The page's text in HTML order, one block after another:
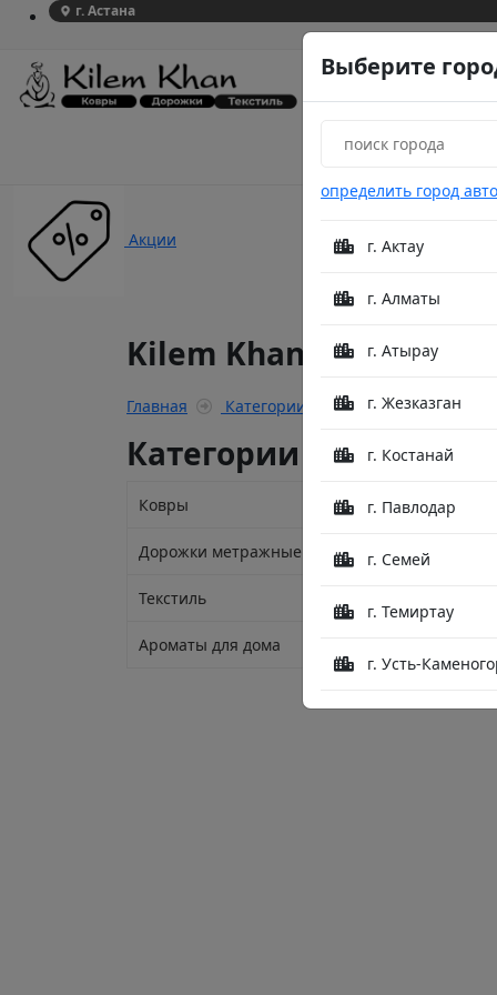
Выберите
определить город
г. Актау
г. Алматы
г. Атырау
г. Жезказган
г. Костанай
г. Павлодар
г. Семей
г. Темиртау
г. Усть-
г. Астана
Акции
Kilem Khan Tornado
Главная Категории Kilem Khan Tornado
Категории
Ковры
Дорожки метражные
Текстиль
Ароматы для дома